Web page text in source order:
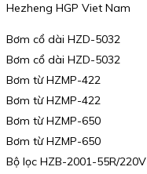
Hezheng HGP Viet Nam
Bơm cổ dài HZD-5032
Bơm cổ dài HZD-5032
Bơm từ HZMP-422
Bơm từ HZMP-422
Bơm từ HZMP-650
Bơm từ HZMP-650
Bộ lọc HZB-2001-55R/220V